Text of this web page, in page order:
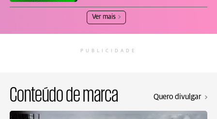
Ver mais
PUBLICIDADE
Conteúdo de marca Quero divulgar